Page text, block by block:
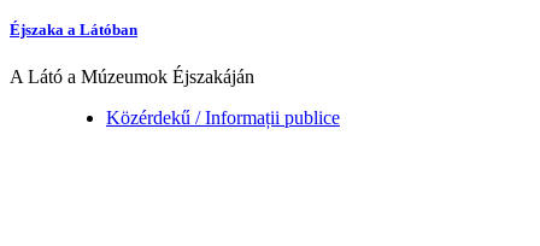
Éjszaka a Látóban
A Látó a Múzeumok Éjszakáján
Közérdekű / Informații publice